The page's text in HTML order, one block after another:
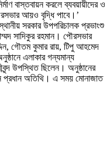
বাস্তবায়ন করলে ব্যবয়ায়ীদের ও
আয়ও বৃদ্ধি পাবে।’
সরকার উপপরিচালক প্রভাংশু
সাদিকুর রহমান। পৌরসভার
গৌতম কুমার রায়, টিপু আহমেদ
এলাকার গন্যমান্য
উপস্থিত ছিলেন। অনুষ্ঠানের
প্রধান অতিথি। এ সময় মোনাজাত